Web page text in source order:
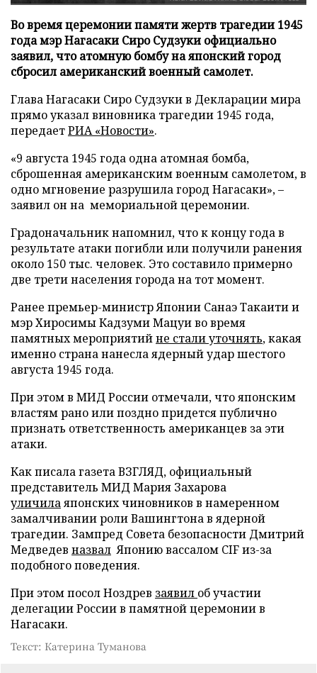
Во время церемонии памяти жертв трагедии 1945
года мэр Нагасаки Сиро Судзуки официально
заявил, что атомную бомбу на японский город
сбросил американский военный самолет.
Глава Нагасаки Сиро Судзуки в Декларации мира
прямо указал виновника трагедии 1945 года,
передаетРИА «Новости».
«9 августа 1945 года одна атомная бомба,
сброшенная американским военным самолетом, в
одно мгновение разрушила город Нагасаки», –
заявил он на мемориальной церемонии.
Градоначальник напомнил, что к концу года в
результате атаки погибли или получили ранения
около 150 тыс. человек. Это составило примерно
две трети населения города на тот момент.
Ранее премьер-министр Японии Санаэ Такаити и
мэр Хиросимы Кадзуми Мацуи во время
памятных мероприятийне стали уточнять, какая
именно страна нанесла ядерный удар шестого
августа 1945 года.
При этом в МИД России отмечали, что японским
властям рано или поздно придется публично
признать ответственность американцев за эти
атаки.
Как писала газета ВЗГЛЯД, официальный
представитель МИД Мария Захарова
уличилаяпонских чиновников в намеренном
замалчивании роли Вашингтона в ядерной
трагедии. Зампред Совета безопасности Дмитрий
Медведев назвал Японию вассалом CIF из-за
подобного поведения.
При этом посол Ноздрев заявил об участии
делегации России в памятной церемонии в
Нагасаки.
Текст: Катерина Туманова